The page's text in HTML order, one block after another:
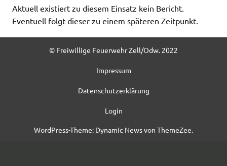
Aktuell existiert zu diesem Einsatz kein Bericht.
Eventuell folgt dieser zu einem späteren Zeitpunkt.
© Freiwillige Feuerwehr Zell/Odw. 2022
Impressum
Datenschutzerklärung
Login
WordPress-Theme: Dynamic News von ThemeZee.